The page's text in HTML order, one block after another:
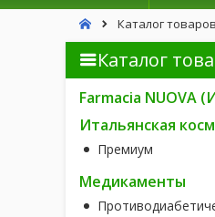
Каталог товаров
Каталог
Farmacia NUOVA
Итальянская
Премиум
Медикаменты